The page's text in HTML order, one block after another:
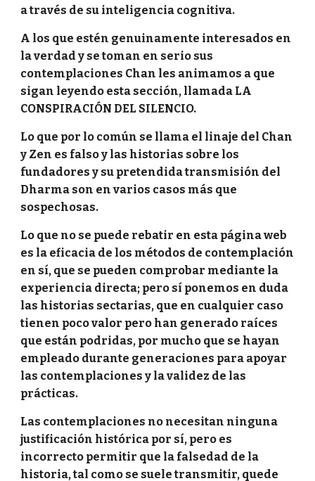
a través de su inteligencia cognitiva.
A los que estén genuinamente interesados en
la verdad y se toman en serio sus
contemplaciones Chan les animamos a que
sigan leyendo esta sección, llamada LA
CONSPIRACIÓN DEL SILENCIO.
Lo que por lo común se llama el linaje del Chan
y Zen es falso y las historias sobre los
fundadores y su pretendida transmisión del
Dharma son en varios casos más que
sospechosas.
Lo que no se puede rebatir en esta página web
es la eficacia de los métodos de contemplación
en sí, que se pueden comprobar mediante la
experiencia directa; pero sí ponemos en duda
las historias sectarias, que en cualquier caso
tienen poco valor pero han generado raíces
que están podridas, por mucho que se hayan
empleado durante generaciones para apoyar
las contemplaciones y la validez de las
prácticas.
Las contemplaciones no necesitan ninguna
justificación histórica por sí, pero es
incorrecto permitir que la falsedad de la
historia, tal como se suele transmitir, quede